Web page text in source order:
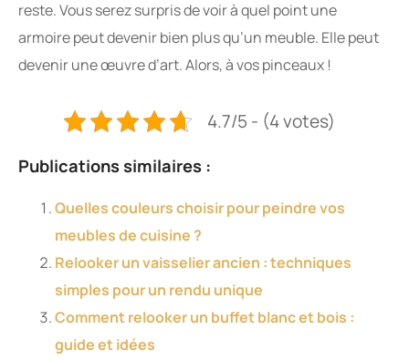
reste. Vous serez surpris de voir à quel point une
armoire peut devenir bien plus qu’un meuble. Elle peut
devenir une œuvre d’art. Alors, à vos pinceaux !
4.7/5 - (4 votes)
Publications similaires :
Quelles couleurs choisir pour peindre vos
meubles de cuisine ?
Relooker un vaisselier ancien : techniques
simples pour un rendu unique
Comment relooker un buffet blanc et bois :
guide et idées